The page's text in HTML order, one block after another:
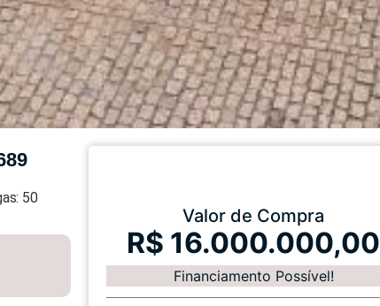
50
Valor de Compra
R$ 16.000.000,00
Financiamento Possível!